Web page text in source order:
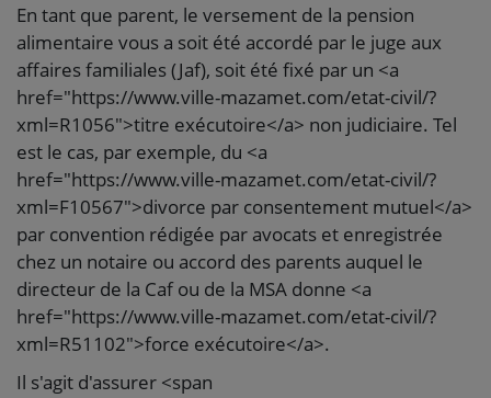
En tant que parent, le versement de la pension
alimentaire vous a soit été accordé par le juge aux
affaires familiales (Jaf), soit été fixé par un <a
href="https://www.ville-mazamet.com/etat-civil/?
xml=R1056">titre exécutoire</a> non judiciaire. Tel
est le cas, par exemple, du <a
href="https://www.ville-mazamet.com/etat-civil/?
xml=F10567">divorce par consentement mutuel</a>
par convention rédigée par avocats et enregistrée
chez un notaire ou accord des parents auquel le
directeur de la Caf ou de la MSA donne <a
href="https://www.ville-mazamet.com/etat-civil/?
xml=R51102">force exécutoire</a>.
Il s'agit d'assurer <span